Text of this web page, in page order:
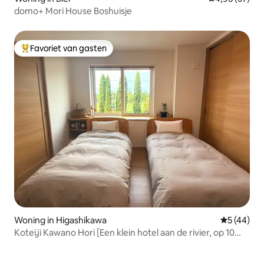
domo+ Mori House Boshuisje
Topfavoriet van gasten
Favoriet van gasten
Woning in Higashikawa
5 (44)
Koteiji Kawano Hori [Een klein hotel aan de rivier, op 10